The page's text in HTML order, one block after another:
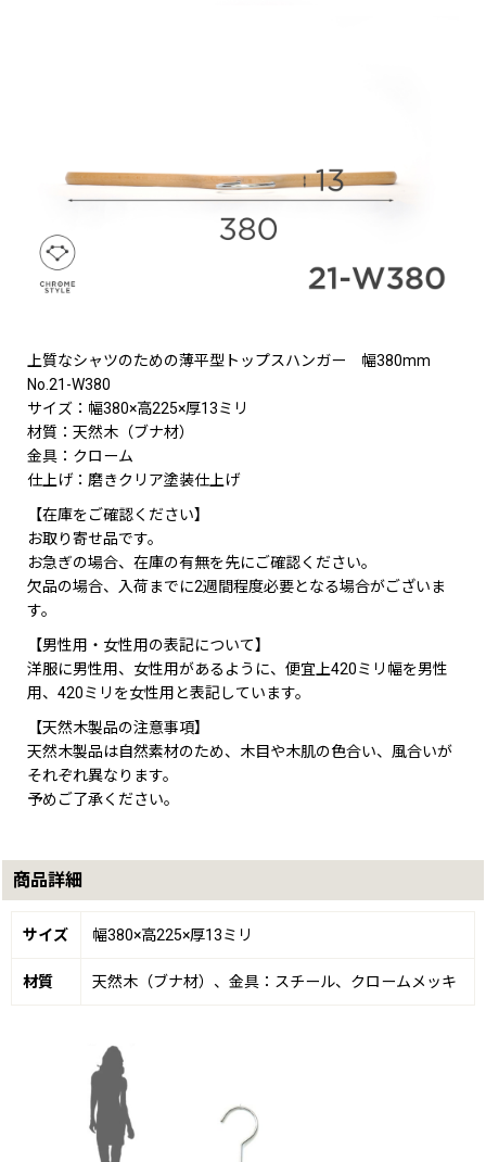
上質なシャツのための薄平型トップスハンガー 幅380mm
No.21-W380
サイズ：幅380×高225×厚13ミリ
材質：天然木（ブナ材）
金具：クローム
仕上げ：磨きクリア塗装仕上げ
【在庫をご確認ください】
お取り寄せ品です。
お急ぎの場合、在庫の有無を先にご確認ください。
欠品の場合、入荷までに2週間程度必要となる場合がございま
す。
【男性用・女性用の表記について】
洋服に男性用、女性用があるように、便宜上420ミリ幅を男性
用、420ミリを女性用と表記しています。
【天然木製品の注意事項】
天然木製品は自然素材のため、木目や木肌の色合い、風合いが
それぞれ異なります。
予めご了承ください。
商品詳細
サイズ 幅380×高225×厚13ミリ
材質 天然木（ブナ材）、金具：スチール、クロームメッキ